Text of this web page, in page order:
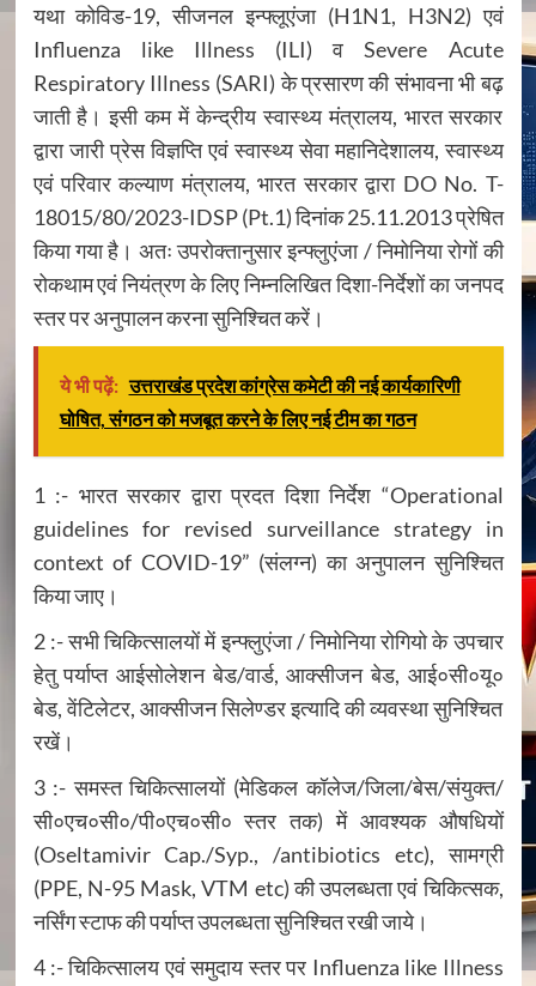
यथा कोविड-19, सीजनल इन्फ्लूएंजा (H1N1, H3N2) एवं
Influenza like Illness (ILI) व Severe Acute
Respiratory Illness (SARI) के प्रसारण की संभावना भी बढ़
जाती है। इसी कम में केन्द्रीय स्वास्थ्य मंत्रालय, भारत सरकार
द्वारा जारी प्रेस विज्ञप्ति एवं स्वास्थ्य सेवा महानिदेशालय, स्वास्थ्य
एवं परिवार कल्याण मंत्रालय, भारत सरकार द्वारा DO No. T-
18015/80/2023-IDSP (Pt.1) दिनांक 25.11.2013 प्रेषित
किया गया है। अतः उपरोक्तानुसार इन्फ्लुएंजा / निमोनिया रोगों की
रोकथाम एवं नियंत्रण के लिए निम्नलिखित दिशा-निर्देशों का जनपद
स्तर पर अनुपालन करना सुनिश्चित करें।
ये भी पढ़ें: उत्तराखंड प्रदेश कांग्रेस कमेटी की नई कार्यकारिणी
घोषित, संगठन को मजबूत करने के लिए नई टीम का गठन
1 :- भारत सरकार द्वारा प्रदत दिशा निर्देश “Operational
guidelines for revised surveillance strategy in
context of COVID-19” (संलग्न) का अनुपालन सुनिश्चित
किया जाए।
2 :- सभी चिकित्सालयों में इन्फ्लुएंजा / निमोनिया रोगियो के उपचार
हेतु पर्याप्त आईसोलेशन बेड/वार्ड, आक्सीजन बेड, आई०सी०यू०
बेड, वेंटिलेटर, आक्सीजन सिलेण्डर इत्यादि की व्यवस्था सुनिश्चित
रखें।
3 :- समस्त चिकित्सालयों (मेडिकल कॉलेज/जिला/बेस/संयुक्त/
सी०एच०सी०/पी०एच०सी० स्तर तक) में आवश्यक औषधियों
(Oseltamivir Cap./Syp., /antibiotics etc), सामग्री
(PPE, N-95 Mask, VTM etc) की उपलब्धता एवं चिकित्सक,
नर्सिंग स्टाफ की पर्याप्त उपलब्धता सुनिश्चित रखी जाये।
4 :- चिकित्सालय एवं समुदाय स्तर पर Influenza like Illness